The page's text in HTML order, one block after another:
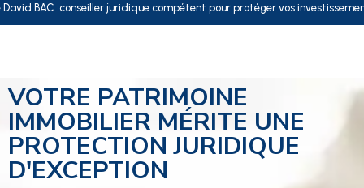
BAC :conseiller juridique compétent pour protéger vos
VOTRE PATRIMOINE
IMMOBILIER MÉRITE UNE
PROTECTION JURIDIQUE
D'EXCEPTION